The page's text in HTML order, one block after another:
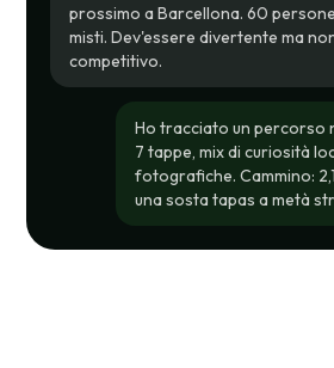
prossimo a Barcellona. 60
misti. Dev'essere divertente ma
competitivo.
Ho tracciato un percorso
7 tappe, mix di curiosità
fotografiche. Cammino:
una sosta tapas a metà